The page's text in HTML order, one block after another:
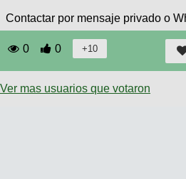
mas
votadas
Contactar por mensaje privado o
0 0
Ver mas usuarios que votaron